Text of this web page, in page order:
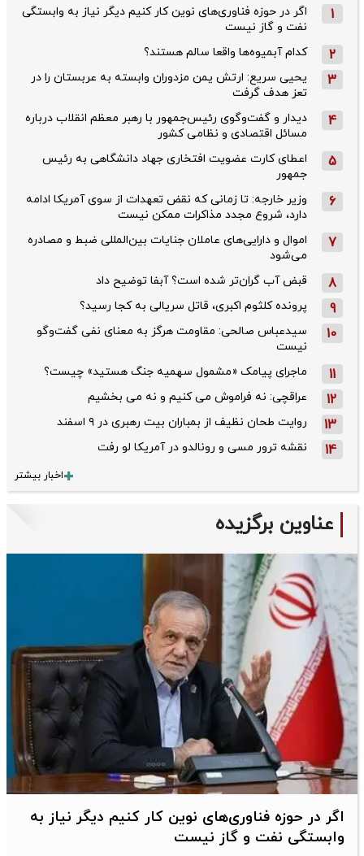
1
اگر در حوزه فناوری‌های نوین کار کنیم دیگر نیاز به وابستگی
نفت و گاز نیست
2 کدام آبمیوه‌ها واقعا سالم هستند؟
3
یحیی سریع: ارتش یمن مزدوران وابسته به عربستان را در
تعز هدف گرفت
4
دیدار و گفت‌وگوی رئیس‌جمهور با رهبر معظم انقلاب درباره
مسائل اقتصادی و نظامی کشور
5
اعطای کارت عضویت افتخاری جهاد دانشگاهی به رئیس‌
جمهور
6
وزیر خارجه: تا زمانی که نقض تعهدات از سوی آمریکا ادامه
دارد، شروع مجدد مذاکرات ممکن نیست
7
اموال و دارایی‌های عاملان جنایات بین‌المللی ضبط و مصادره
می‌شود
8 قبض آب گران‌تر شده است؟ آبفا توضیح داد
9 پرونده کلثوم اکبری، قاتل سریالی به کجا رسید؟
10
سیدعباس صالحی: مقاومت هرگز به معنای نفی گفت‌وگو
نیست
11 ماجرای پیامک «مشمول سهمیه جنگ هستید» چیست؟
12 عراقچی: نه فراموش می کنیم و نه می بخشیم
13 روایت طحان‌ نظیف از بمباران بیت رهبری در ۹ اسفند
14 نقشه ترور مسی و رونالدو در آمریکا لو رفت
اخبار بیشتر
عناوین برگزیده
اگر در حوزه فناوری‌های نوین کار کنیم دیگر نیاز به
وابستگی نفت و گاز نیست